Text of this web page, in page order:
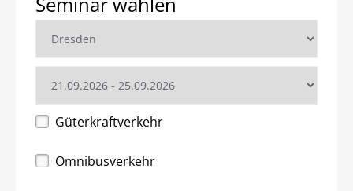
Güterkraftverkehr
Omnibusverkehr